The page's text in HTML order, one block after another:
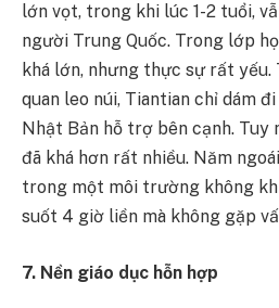
lớn vọt, trong khi lúc 1-2 tuổi,
người Trung Quốc. Trong lớp
khá lớn, nhưng thực sự rất
quan leo núi, Tiantian chỉ dám
Nhật Bản hỗ trợ bên cạnh. Tuy
đã khá hơn rất nhiều. Năm
trong một môi trường không
suốt 4 giờ liền mà không gặp
7. Nền giáo dục hỗn hợp